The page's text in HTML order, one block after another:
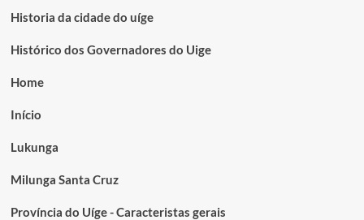
Historia da cidade do uíge
Histórico dos Governadores do Uige
Home
Início
Lukunga
Milunga Santa Cruz
Província do Uíge - Caracteristas gerais